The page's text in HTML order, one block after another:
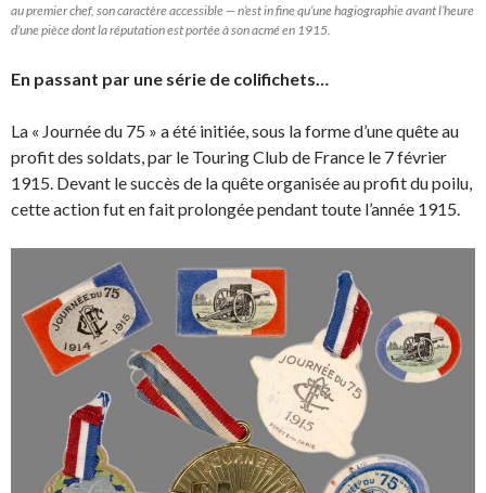
au premier chef, son caractère accessible — n’est in fine qu’une hagiographie avant l’heure
d’une pièce dont la réputation est portée à son acmé en 1915.
En passant par une série de colifichets…
La « Journée du 75 » a été initiée, sous la forme d’une quête au
profit des soldats, par le Touring Club de France le 7 février
1915. Devant le succès de la quête organisée au profit du poilu,
cette action fut en fait prolongée pendant toute l’année 1915.